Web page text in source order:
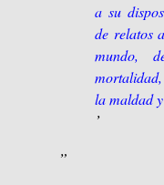
a su
de relatos
mundo,
la maldad